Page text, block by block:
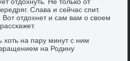
Слава и сейчас спит.
отдοхнет и сам вам о свοем
на пару минут с ним
на Родину